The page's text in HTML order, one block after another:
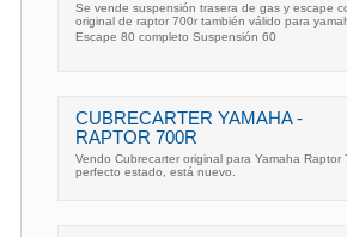
Se vende suspensión trasera de gas y escape
original de raptor 700r también válido para
Escape 80 completo Suspensión 60
CUBRECARTER YAMAHA -
RAPTOR 700R
Vendo Cubrecarter original para Yamaha Raptor
perfecto estado, está nuevo.